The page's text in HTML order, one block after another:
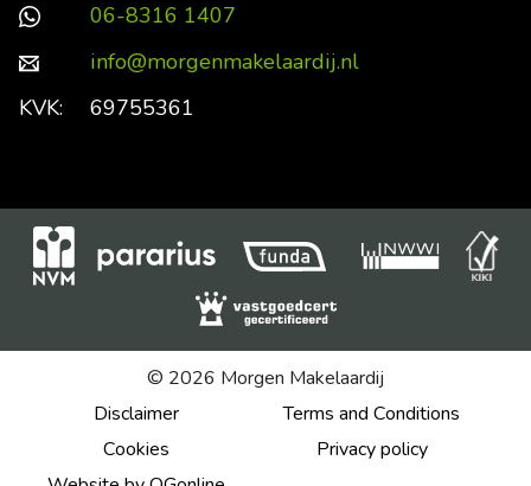
06-8316 1407
info@morgenmakelaardij.nl
KVK:
69755361
© 2026 Morgen Makelaardij
Disclaimer
Terms and Conditions
Cookies
Privacy policy